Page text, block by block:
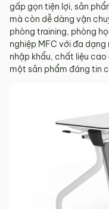
gấp gọn tiện lợi, sản
mà còn dễ dàng vận
phòng training, phòng
nghiệp MFC với đa
nhập khẩu, chất liệu
một sản phẩm đáng tin